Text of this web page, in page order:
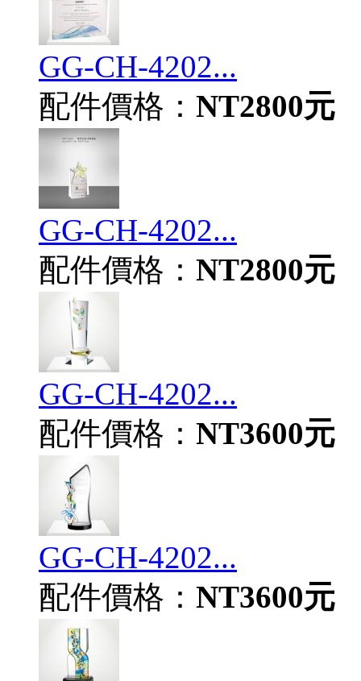
GG-CH-4202...
配件價格： NT2800元
GG-CH-4202...
配件價格： NT2800元
GG-CH-4202...
配件價格： NT3600元
GG-CH-4202...
配件價格： NT3600元